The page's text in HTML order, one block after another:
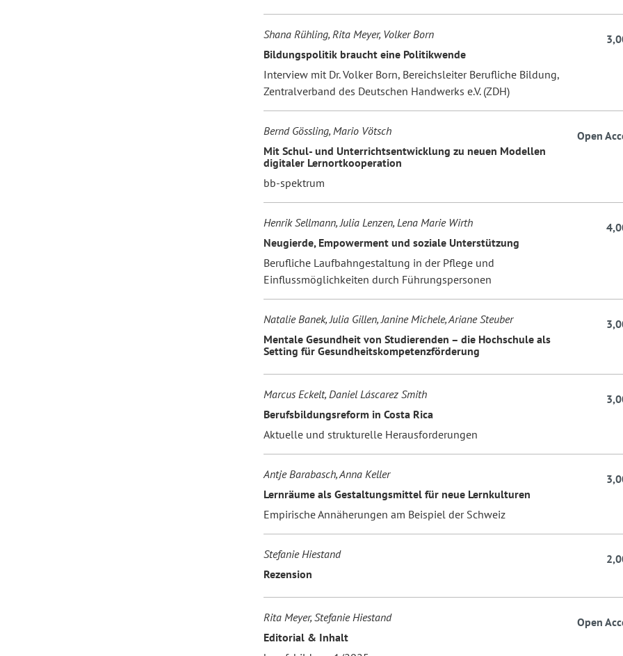
Shana Rühling, Rita Meyer, Volker Born
Bildungspolitik braucht eine Politikwende
Interview mit Dr. Volker Born, Bereichsleiter Berufliche Bildung,
Zentralverband des Deutschen Handwerks e.V. (ZDH)
Bernd Gössling, Mario Vötsch
Mit Schul- und Unterrichtsentwicklung zu neuen Modellen
digitaler Lernortkooperation
bb-spektrum
Open
Henrik Sellmann, Julia Lenzen, Lena Marie Wirth
Neugierde, Empowerment und soziale Unterstützung
Berufliche Laufbahngestaltung in der Pflege und
Einflussmöglichkeiten durch Führungspersonen
Natalie Banek, Julia Gillen, Janine Michele, Ariane Steuber
Mentale Gesundheit von Studierenden – die Hochschule als
Setting für Gesundheitskompetenzförderung
Marcus Eckelt, Daniel Láscarez Smith
Berufsbildungsreform in Costa Rica
Aktuelle und strukturelle Herausforderungen
Antje Barabasch, Anna Keller
Lernräume als Gestaltungsmittel für neue Lernkulturen
Empirische Annäherungen am Beispiel der Schweiz
Stefanie Hiestand
Rezension
Rita Meyer, Stefanie Hiestand
Editorial & Inhalt
Open